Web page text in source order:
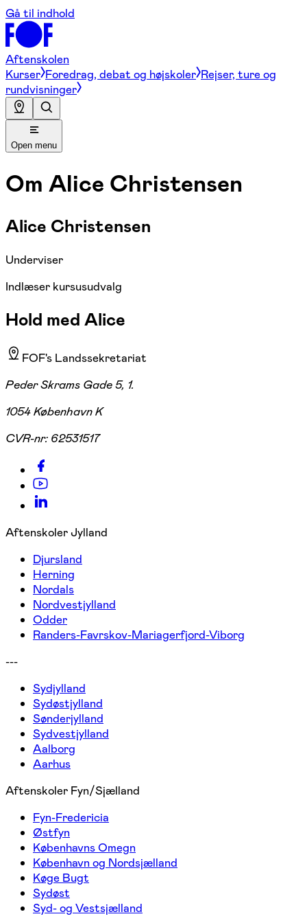
Gå til indhold
Aftenskolen
Kurser Foredrag, debat og højskoler Rejser, ture og
rundvisninger
Open menu
Om Alice Christensen
Alice Christensen
Underviser
Indlæser kursusudvalg
Hold med Alice
FOF's Landssekretariat
Peder Skrams Gade 5, 1.
1054 København K
CVR-nr: 62531517
Aftenskoler Jylland
Djursland
Herning
Nordals
Nordvestjylland
Odder
Randers-Favrskov-Mariagerfjord-Viborg
---
Sydjylland
Sydøstjylland
Sønderjylland
Sydvestjylland
Aalborg
Aarhus
Aftenskoler Fyn/Sjælland
Fyn-Fredericia
Østfyn
Københavns Omegn
København og Nordsjælland
Køge Bugt
Sydøst
Syd- og Vestsjælland